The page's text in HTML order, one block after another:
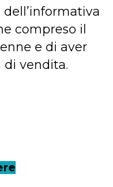
compreso il
e di aver
vendita.